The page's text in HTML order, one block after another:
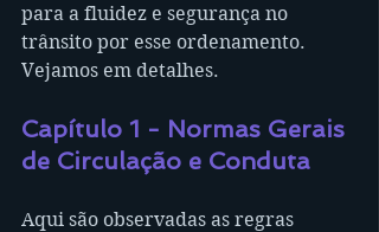
para a fluidez e segurança no
trânsito por esse ordenamento.
Vejamos em detalhes.
Capítulo 1 - Normas Gerais
de Circulação e Conduta
Aqui são observadas as regras